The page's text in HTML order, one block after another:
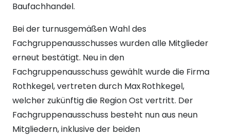
Baufachhandel.
Bei der turnusgemäßen Wahl des
Fachgruppenausschusses wurden alle Mitglieder
erneut bestätigt. Neu in den
Fachgruppenausschuss gewählt wurde die Firma
Rothkegel, vertreten durch Max Rothkegel,
welcher zukünftig die Region Ost vertritt. Der
Fachgruppenausschuss besteht nun aus neun
Mitgliedern, inklusive der beiden